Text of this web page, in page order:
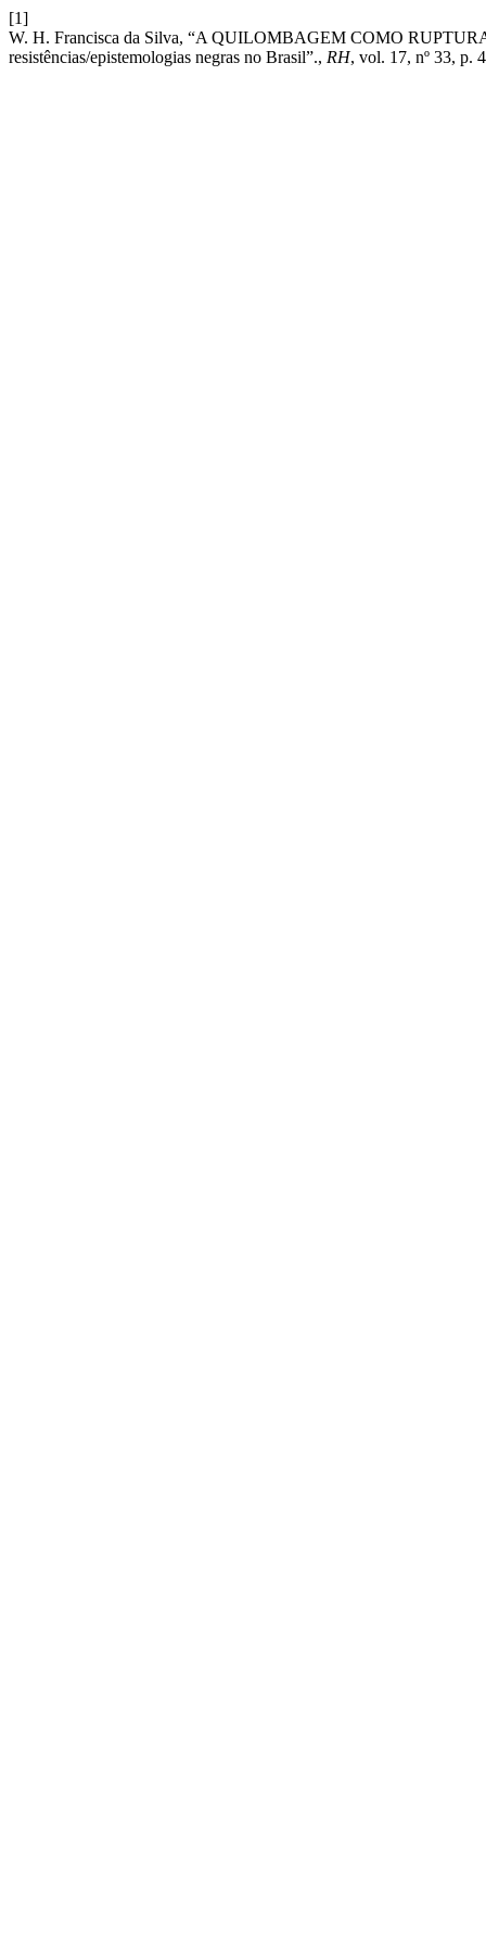
[1]
W. H. Francisca da Silva, “A QUILOMBAGEM COMO
resistências/epistemologias negras no Brasil”., RH, vol. 17, nº 33, p.